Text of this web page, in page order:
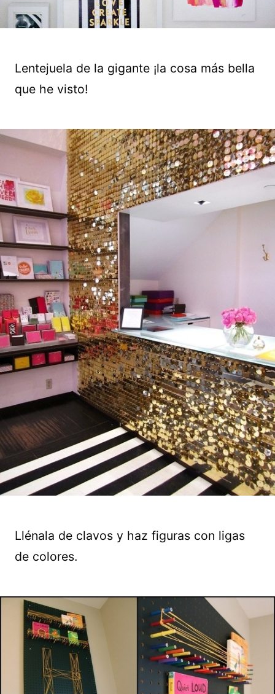
Lentejuela de la gigante ¡la cosa más bella
que he visto!
Llénala de clavos y haz figuras con ligas
de colores.